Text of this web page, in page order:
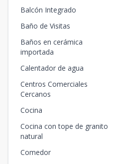
Balcón Integrado
Baño de Visitas
Baños en cerámica
importada
Calentador de agua
Centros Comerciales
Cercanos
Cocina
Cocina con tope de granito
natural
Comedor